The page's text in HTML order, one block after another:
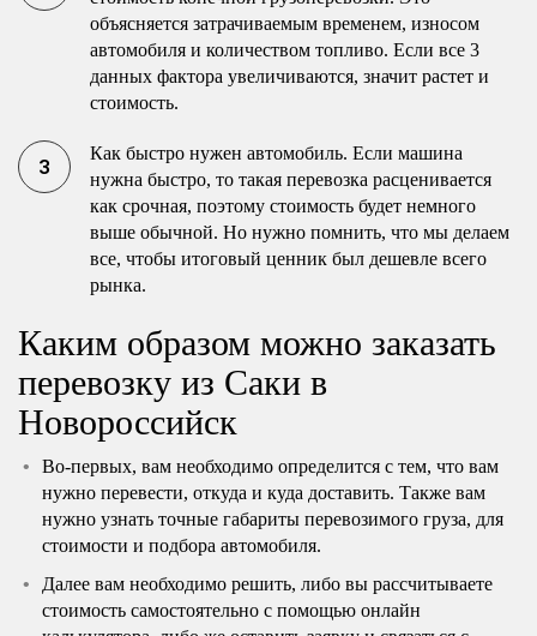
объясняется затрачиваемым временем, износом
автомобиля и количеством топливо. Если все 3
данных фактора увеличиваются, значит растет и
стоимость.
Как быстро нужен автомобиль. Если машина
нужна быстро, то такая перевозка расценивается
как срочная, поэтому стоимость будет немного
выше обычной. Но нужно помнить, что мы делаем
все, чтобы итоговый ценник был дешевле всего
рынка.
Каким образом можно заказать
перевозку из Саки в
Новороссийск
Во-первых, вам необходимо определится с тем, что вам
нужно перевести, откуда и куда доставить. Также вам
нужно узнать точные габариты перевозимого груза, для
стоимости и подбора автомобиля.
Далее вам необходимо решить, либо вы рассчитываете
стоимость самостоятельно с помощью онлайн